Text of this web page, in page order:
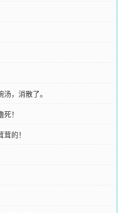
，消散了。
！
的！